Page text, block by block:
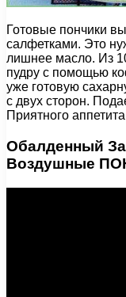
Готовые пончики
салфетками. Это
лишнее масло. Из
пудру с помощью
уже готовую
с двух сторон.
Приятного
Обалденный
Воздушные